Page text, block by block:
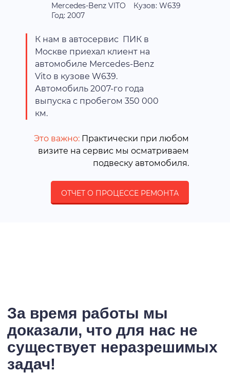
Mercedes-Benz VITO
Кузов: W639
Год: 2007
К нам в автосервис ПИК в
Москве приехал клиент на
автомобиле Mercedes-Benz
Vito в кузове W639.
Автомобиль 2007-го года
выпуска с пробегом 350 000
км.
Это важно: Практически при любом
визите на сервис мы осматриваем
подвеску автомобиля.
ОТЧЕТ О ПРОЦЕССЕ РЕМОНТА
За время работы мы
доказали, что для нас не
существует неразрешимых
задач!